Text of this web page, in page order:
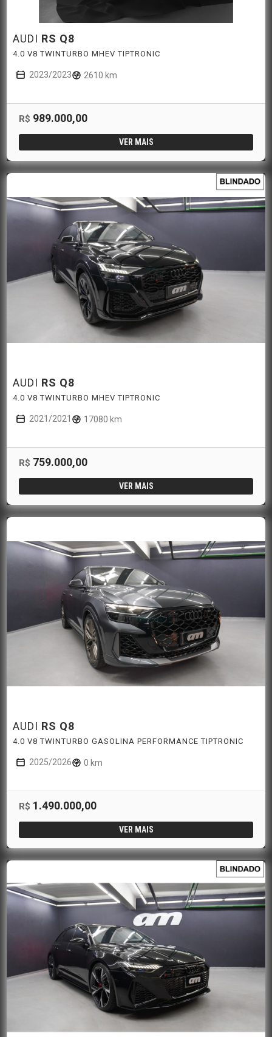
AUDI RS Q8
4.0 V8 TWINTURBO MHEV TIPTRONIC
2023/2023 2610 km
R$ 989.000,00
VER MAIS
AUDI RS Q8
4.0 V8 TWINTURBO MHEV TIPTRONIC
2021/2021 17080 km
R$ 759.000,00
VER MAIS
AUDI RS Q8
4.0 V8 TWINTURBO GASOLINA PERFORMANCE TIPTRONIC
2025/2026 0 km
R$ 1.490.000,00
VER MAIS